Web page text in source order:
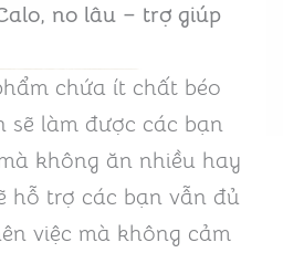
no lâu – trợ giúp
chứa ít chất béo
sẽ làm được các bạn
không ăn nhiều hay
hỗ trợ các bạn vẫn đủ
việc mà không cảm